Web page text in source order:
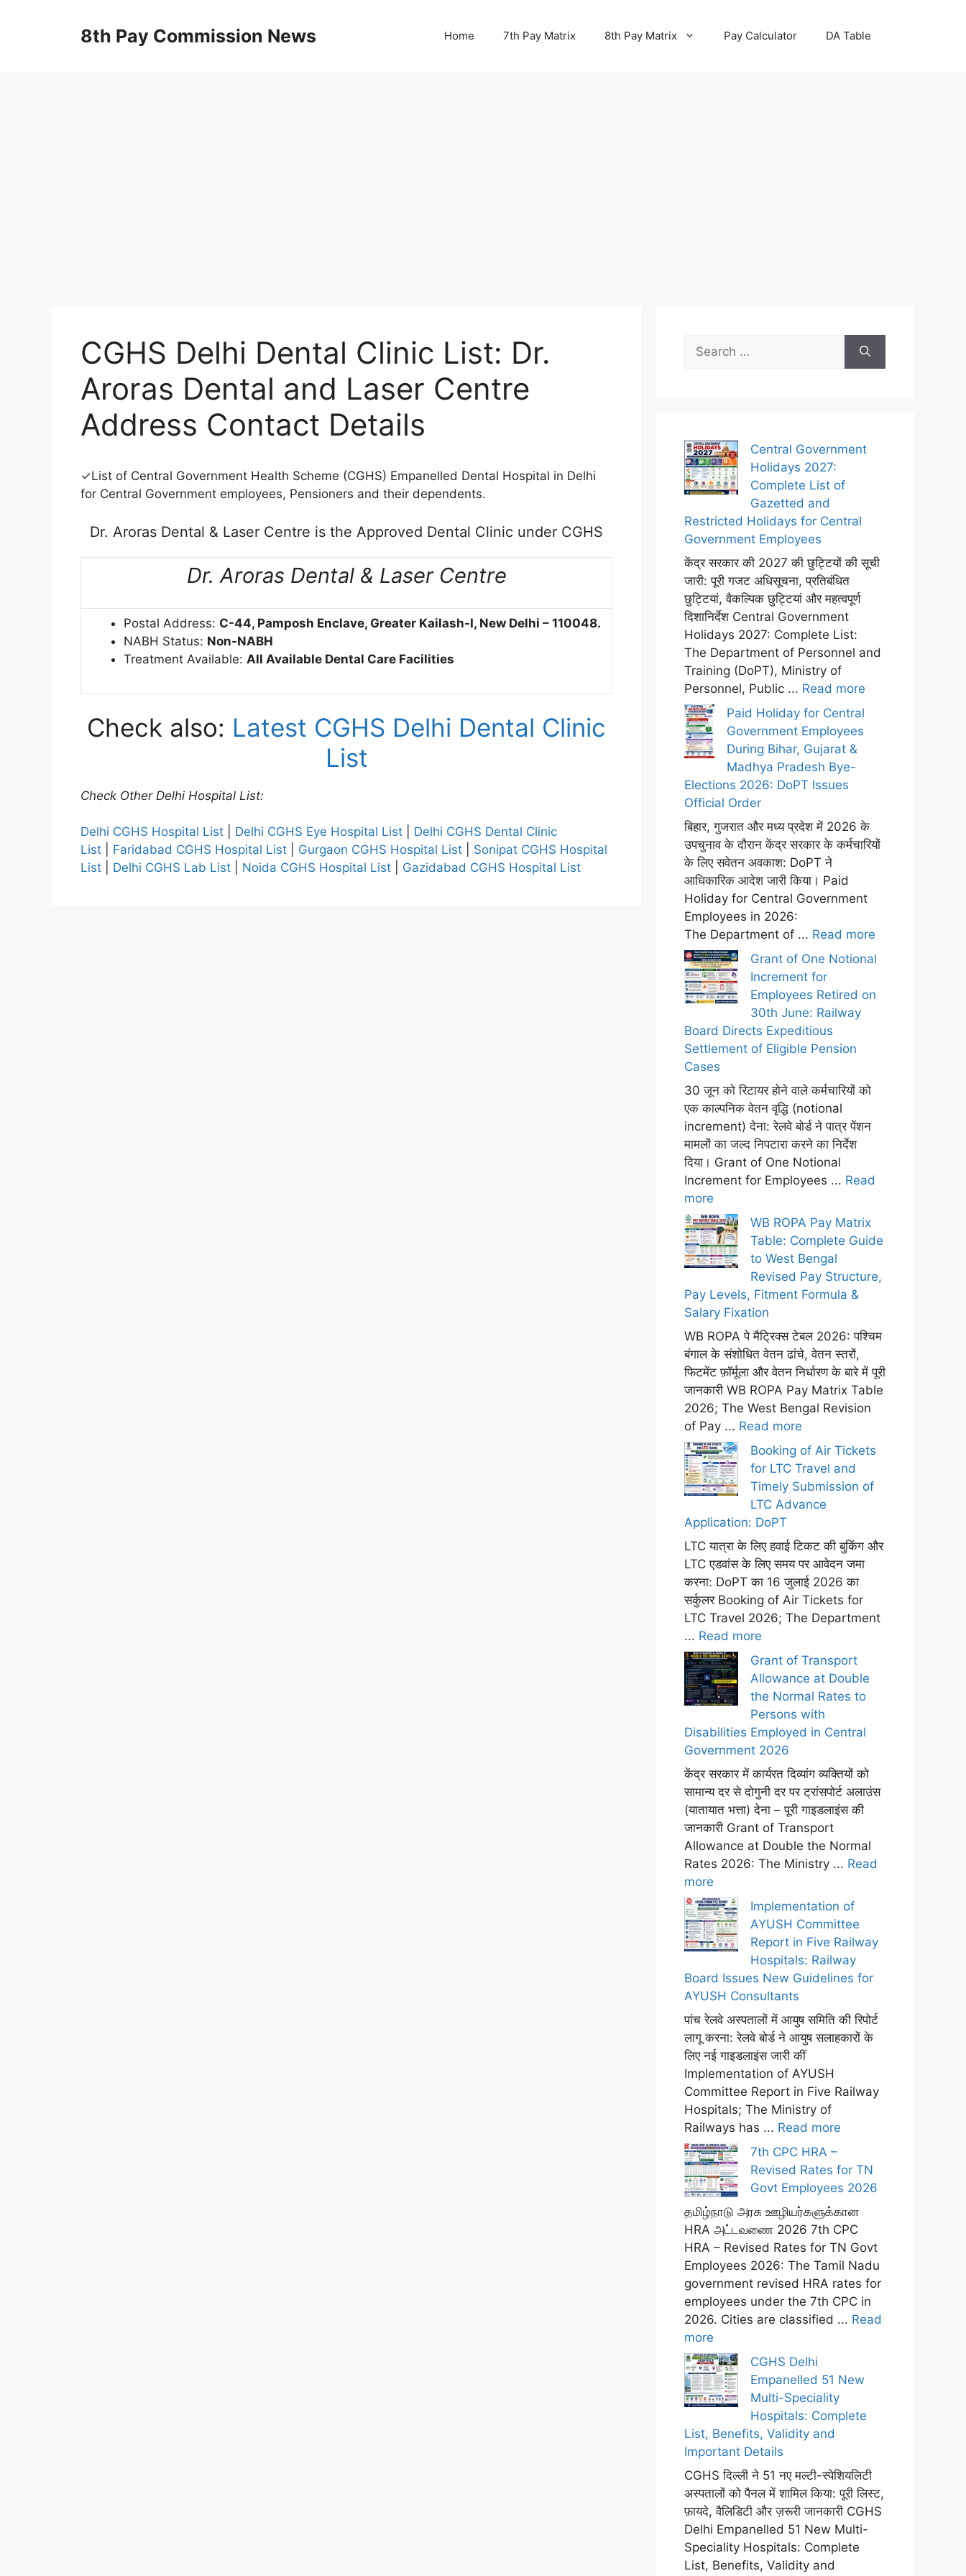
8th Pay Commission News Home 7th Pay Matrix 8th Pay Matrix Pay Calculator DA Table
CGHS Delhi Dental Clinic List: Dr.
Aroras Dental and Laser Centre
Address Contact Details
✓List of Central Government Health Scheme (CGHS) Empanelled Dental Hospital in Delhi
for Central Government employees, Pensioners and their dependents.
Dr. Aroras Dental & Laser Centre is the Approved Dental Clinic under CGHS
Dr. Aroras Dental & Laser Centre
Postal Address: C-44, Pamposh Enclave, Greater Kailash-I, New Delhi – 110048.
NABH Status: Non-NABH
Treatment Available: All Available Dental Care Facilities
Check also: Latest CGHS Delhi Dental Clinic
List
Check Other Delhi Hospital List:
Delhi CGHS Hospital List Delhi CGHS Eye Hospital List
Delhi CGHS Dental Clinic
List
Faridabad CGHS Hospital List Gurgaon CGHS Hospital List
Sonipat CGHS Hospital
List
Delhi CGHS Lab List Noida CGHS Hospital List Gazidabad CGHS Hospital List
for:
Central Government
Holidays 2027:
Complete List of
Gazetted and
Restricted Holidays for Central
Government Employees
केंद्र सरकार की 2027 की छुट्टियों की सूची
जारी: पूरी गजट अधिसूचना, प्रतिबंधित
छुट्टियां, वैकल्पिक छुट्टियां और महत्वपूर्ण
दिशानिर्देश Central Government
Holidays 2027: Complete List:
The Department of Personnel and
Training (DoPT), Ministry of
Personnel, Public ... Read more
Paid Holiday for Central
Government Employees
During Bihar, Gujarat &
Madhya Pradesh Bye-
Elections 2026: DoPT Issues
Official Order
बिहार, गुजरात और मध्य प्रदेश में 2026 के
उपचुनाव के दौरान केंद्र सरकार के कर्मचारियों
के लिए सवेतन अवकाश: DoPT ने
आधिकारिक आदेश जारी किया। Paid
Holiday for Central Government
Employees in 2026:
The Department of ... Read more
Grant of One Notional
Increment for
Employees Retired on
30th June: Railway
Board Directs Expeditious
Settlement of Eligible Pension
Cases
30 जून को रिटायर होने वाले कर्मचारियों को
एक काल्पनिक वेतन वृद्धि (notional
increment) देना: रेलवे बोर्ड ने पात्र पेंशन
मामलों का जल्द निपटारा करने का निर्देश
दिया। Grant of One Notional
Increment for Employees ... Read
more
WB ROPA Pay Matrix
Table: Complete Guide
to West Bengal
Revised Pay Structure,
Pay Levels, Fitment Formula &
Salary Fixation
WB ROPA पे मैट्रिक्स टेबल 2026: पश्चिम
बंगाल के संशोधित वेतन ढांचे, वेतन स्तरों,
फिटमेंट फ़ॉर्मूला और वेतन निर्धारण के बारे में पूरी
जानकारी WB ROPA Pay Matrix Table
2026; The West Bengal Revision
of Pay ... Read more
Booking of Air Tickets
for LTC Travel and
Timely Submission of
LTC Advance
Application: DoPT
LTC यात्रा के लिए हवाई टिकट की बुकिंग और
LTC एडवांस के लिए समय पर आवेदन जमा
करना: DoPT का 16 जुलाई 2026 का
सर्कुलर Booking of Air Tickets for
LTC Travel 2026; The Department
... Read more
Grant of Transport
Allowance at Double
the Normal Rates to
Persons with
Disabilities Employed in Central
Government 2026
केंद्र सरकार में कार्यरत दिव्यांग व्यक्तियों को
सामान्य दर से दोगुनी दर पर ट्रांसपोर्ट अलाउंस
(यातायात भत्ता) देना – पूरी गाइडलाइंस की
जानकारी Grant of Transport
Allowance at Double the Normal
Rates 2026: The Ministry ... Read
more
Implementation of
AYUSH Committee
Report in Five Railway
Hospitals: Railway
Board Issues New Guidelines for
AYUSH Consultants
पांच रेलवे अस्पतालों में आयुष समिति की रिपोर्ट
लागू करना: रेलवे बोर्ड ने आयुष सलाहकारों के
लिए नई गाइडलाइंस जारी कीं
Implementation of AYUSH
Committee Report in Five Railway
Hospitals; The Ministry of
Railways has ... Read more
7th CPC HRA –
Revised Rates for TN
Govt Employees 2026
தமிழ்நாடு அரசு ஊழியர்களுக்கான
HRA அட்டவணை 2026 7th CPC
HRA – Revised Rates for TN Govt
Employees 2026: The Tamil Nadu
government revised HRA rates for
employees under the 7th CPC in
2026. Cities are classified ... Read
more
CGHS Delhi
Empanelled 51 New
Multi-Speciality
Hospitals: Complete
List, Benefits, Validity and
Important Details
CGHS दिल्ली ने 51 नए मल्टी-स्पेशियलिटी
अस्पतालों को पैनल में शामिल किया: पूरी लिस्ट,
फ़ायदे, वैलिडिटी और ज़रूरी जानकारी CGHS
Delhi Empanelled 51 New Multi-
Speciality Hospitals: Complete
List, Benefits, Validity and